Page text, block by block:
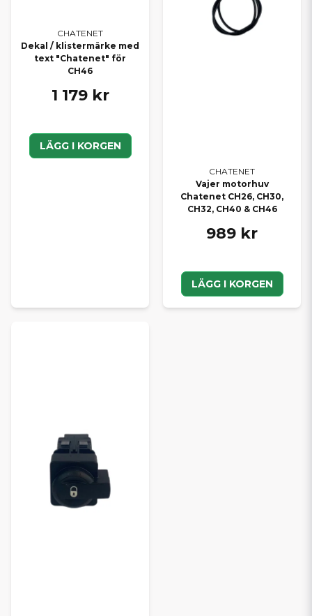
CHATENET
Dekal / klistermärke med
text "Chatenet" för
CH46
1 179 kr
LÄGG I KORGEN
CHATENET
Vajer motorhuv
Chatenet CH26, CH30,
CH32, CH40 & CH46
989 kr
LÄGG I KORGEN